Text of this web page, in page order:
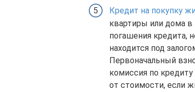
Кредит на покупку
квартиры или дома в
погашения кредита,
находится под
Первоначальный
комиссия по
от стоимости, если